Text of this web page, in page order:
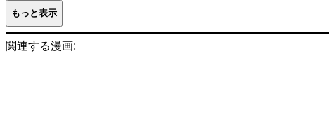
もっと表示
関連する漫画: